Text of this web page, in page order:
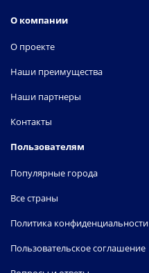
О компании
О проекте
Наши преимущества
Наши партнеры
Контакты
Пользователям
Популярные города
Все страны
Политика конфиденциальности
Пользовательское соглашение